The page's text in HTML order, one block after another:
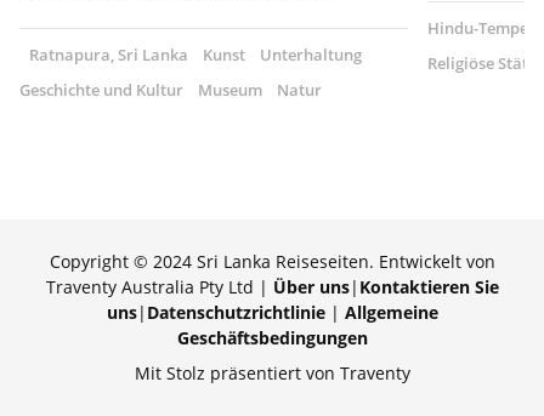
Ratnapura, Sri Lanka Kunst
Unterhaltung
Geschichte und Kultur
Museum Natur
Hindu-Tempel
Religiöse Stätte
Copyright © 2024 Sri Lanka Reiseseiten. Entwickelt von
Traventy Australia Pty Ltd | Über uns| Kontaktieren Sie
uns| Datenschutzrichtlinie| Allgemeine
Geschäftsbedingungen
Mit Stolz präsentiert von Traventy